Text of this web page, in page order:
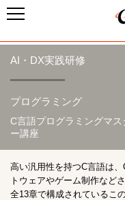
AI・DX実践研修
プログラミング
C言語プログラミングマス
ー講座
高い汎用性を持つC言語は
トウェアやゲーム制作など
全13章で構成されているこ